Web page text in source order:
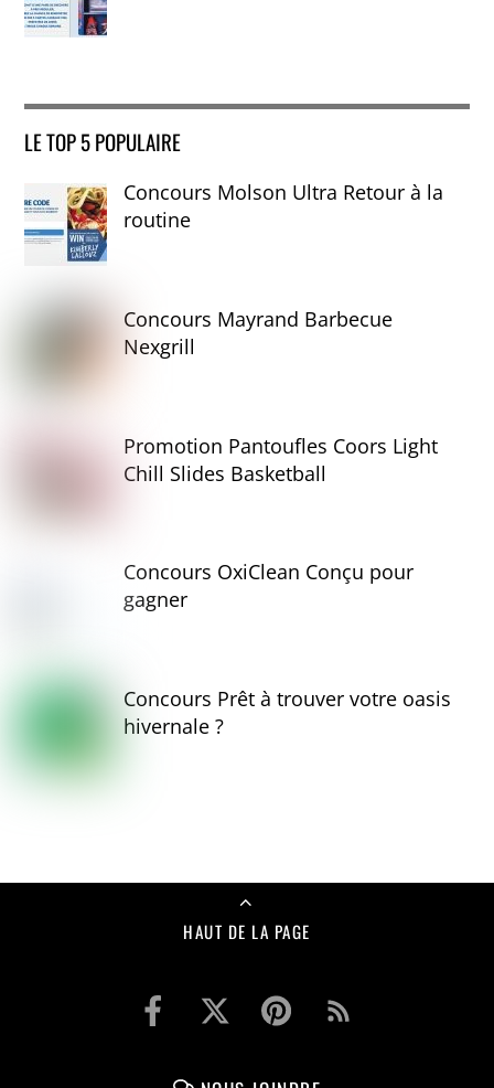
LE TOP 5 POPULAIRE
Concours Molson Ultra Retour à la
routine
Concours Mayrand Barbecue
Nexgrill
Promotion Pantoufles Coors Light
Chill Slides Basketball
Concours OxiClean Conçu pour
gagner
Concours Prêt à trouver votre oasis
hivernale ?
HAUT DE LA PAGE